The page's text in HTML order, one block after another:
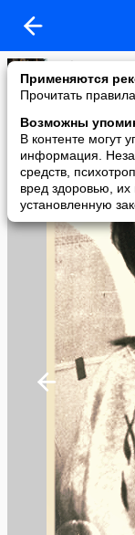
Применяются
Прочитать
Возможны
В контенте могут
информация.
средств,
вред здоровью,
установленную
Gulnara
added a photo
15 Mar в 16:18